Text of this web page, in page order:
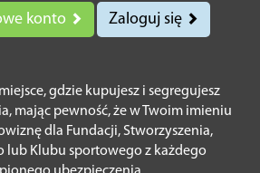
konto Zaloguj się
gdzie kupujesz i segregujesz
mając pewność, że w Twoim imieniu
dla Fundacji, Stworzyszenia,
lub Klubu sportowego z każdego